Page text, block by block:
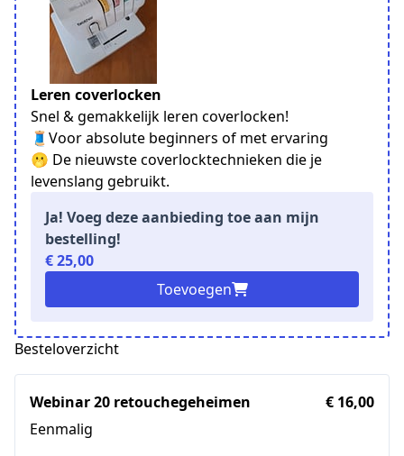
Leren coverlocken
Snel & gemakkelijk leren coverlocken!
🧵Voor absolute beginners of met ervaring
🫢 De nieuwste coverlocktechnieken die je
levenslang gebruikt.
Ja! Voeg deze aanbieding toe aan mijn
bestelling!
€ 25,00
Toevoegen
Besteloverzicht
Webinar 20 retouchegeheimen
Eenmalig
€ 16,00